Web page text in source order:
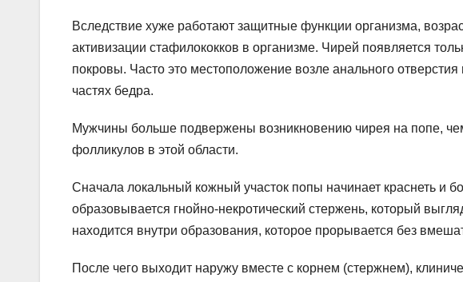
Вследствие хуже работают защитные функции организма,
активизации стафилококков в организме. Чирей появляется
покровы. Часто это местоположение возле анального
частях бедра.
Мужчины больше подвержены возникновению чирея на попе,
фолликулов в этой области.
Сначала локальный кожный участок попы начинает краснеть и
образовывается гнойно-некротический стержень, который
находится внутри образования, которое прорывается без
После чего выходит наружу вместе с корнем (стержнем),